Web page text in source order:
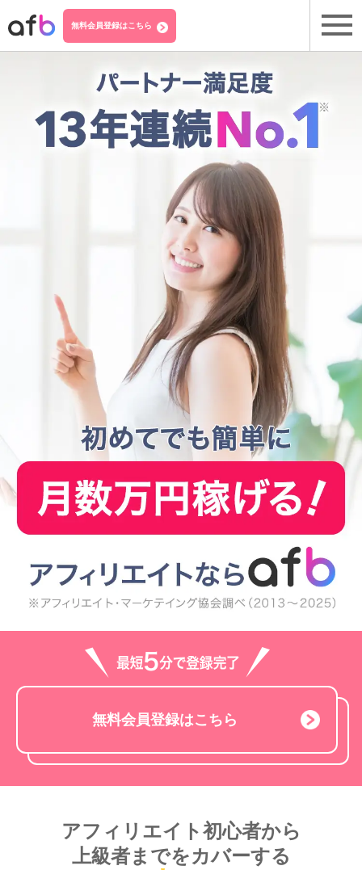
無料会員登録はこちら
無料会員登録はこちら
アフィリエイト初心者から
上級者までをカバーする